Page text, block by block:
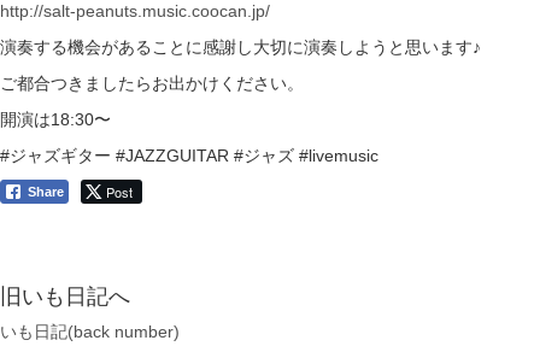
http://salt-peanuts.music.coocan.jp/
演奏する機会があることに感謝し大切に演奏しようと思います♪
ご都合つきましたらお出かけください。
開演は18:30〜
#ジャズギター #JAZZGUITAR #ジャズ #livemusic
Share Post
旧いも日記へ
いも日記(back number)